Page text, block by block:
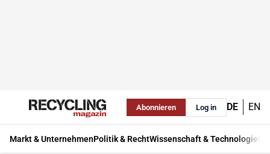
Abonnieren Log in DE EN
Markt & UnternehmenPolitik & RechtWissenschaft & Technologie